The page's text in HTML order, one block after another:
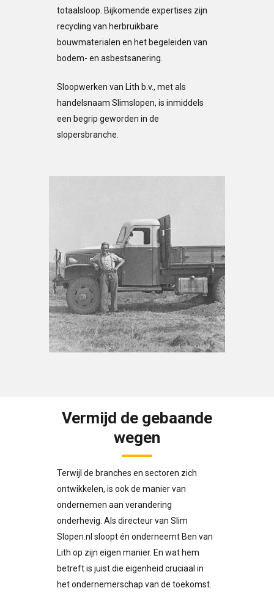
totaalsloop. Bijkomende expertises zijn
recycling van herbruikbare
bouwmaterialen en het begeleiden van
bodem- en asbestsanering.
Sloopwerken van Lith b.v., met als
handelsnaam Slimslopen, is inmiddels
een begrip geworden in de
slopersbranche.
Vermijd de gebaande
wegen
Terwijl de branches en sectoren zich
ontwikkelen, is ook de manier van
ondernemen aan verandering
onderhevig. Als directeur van Slim
Slopen.nl sloopt én onderneemt Ben van
Lith op zijn eigen manier. En wat hem
betreft is juist die eigenheid cruciaal in
het ondernemerschap van de toekomst.